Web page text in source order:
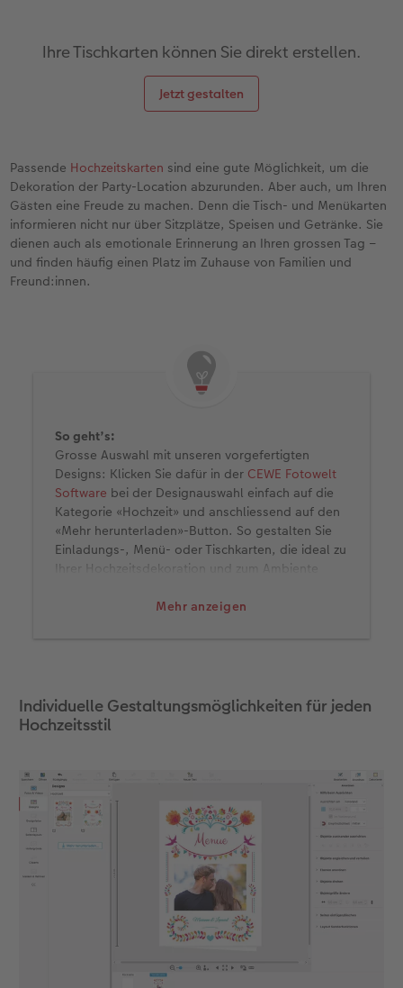
Ihre Tischkarten können Sie direkt erstellen.
Jetzt gestalten
Passende Hochzeitskarten sind eine gute Möglichkeit, um die
Dekoration der Party-Location abzurunden. Aber auch, um Ihren
Gästen eine Freude zu machen. Denn die Tisch- und Menükarten
informieren nicht nur über Sitzplätze, Speisen und Getränke. Sie
dienen auch als emotionale Erinnerung an Ihren grossen Tag –
und finden häufig einen Platz im Zuhause von Familien und
Freund:innen.
Mehr anzeigen
So geht’s:
Grosse Auswahl mit unseren vorgefertigten
Designs: Klicken Sie dafür in der CEWE Fotowelt
Software bei der Designauswahl einfach auf die
Kategorie «Hochzeit» und anschliessend auf den
«Mehr herunterladen»-Button. So gestalten Sie
Einladungs-, Menü- oder Tischkarten, die ideal zu
Ihrer Hochzeitsdekoration und zum Ambiente
ausgefallener sein darf, haben Sie die
Individuelle Gestaltungsmöglichkeiten für jeden
Hochzeitsstil